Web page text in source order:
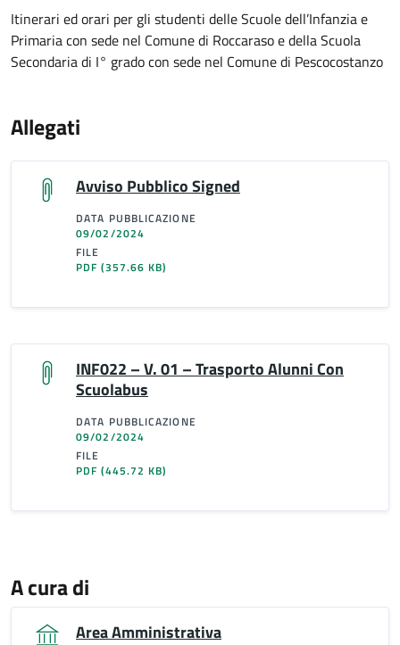
Itinerari ed orari per gli studenti delle Scuole dell’Infanzia e
Primaria con sede nel Comune di Roccaraso e della Scuola
Secondaria di I° grado con sede nel Comune di Pescocostanzo
Allegati
Avviso Pubblico Signed
DATA PUBBLICAZIONE
09/02/2024
FILE
PDF(357.66 KB)
INF022 – V. 01 – Trasporto Alunni Con
Scuolabus
DATA PUBBLICAZIONE
09/02/2024
FILE
PDF(445.72 KB)
A cura di
Area Amministrativa